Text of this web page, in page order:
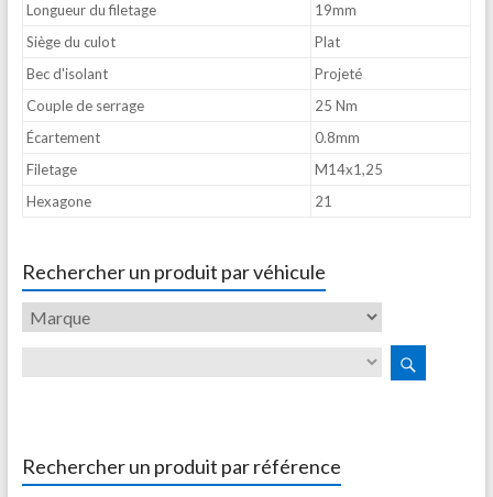
Longueur du filetage
19mm
Siège du culot
Plat
Bec d'isolant
Projeté
Couple de serrage
25 Nm
Écartement
0.8mm
Filetage
M14x1,25
Hexagone
21
Rechercher un produit par véhicule
Rechercher un produit par référence